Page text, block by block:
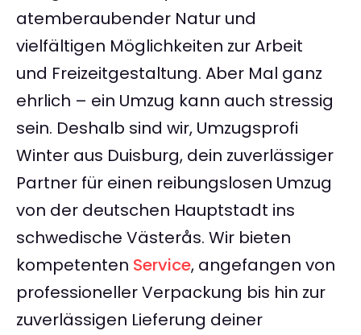
atemberaubender Natur und
vielfältigen Möglichkeiten zur Arbeit
und Freizeitgestaltung. Aber Mal ganz
ehrlich – ein Umzug kann auch stressig
sein. Deshalb sind wir, Umzugsprofi
Winter aus Duisburg, dein zuverlässiger
Partner für einen reibungslosen Umzug
von der deutschen Hauptstadt ins
schwedische Västerås. Wir bieten
kompetenten Service, angefangen von
professioneller Verpackung bis hin zur
zuverlässigen Lieferung deiner